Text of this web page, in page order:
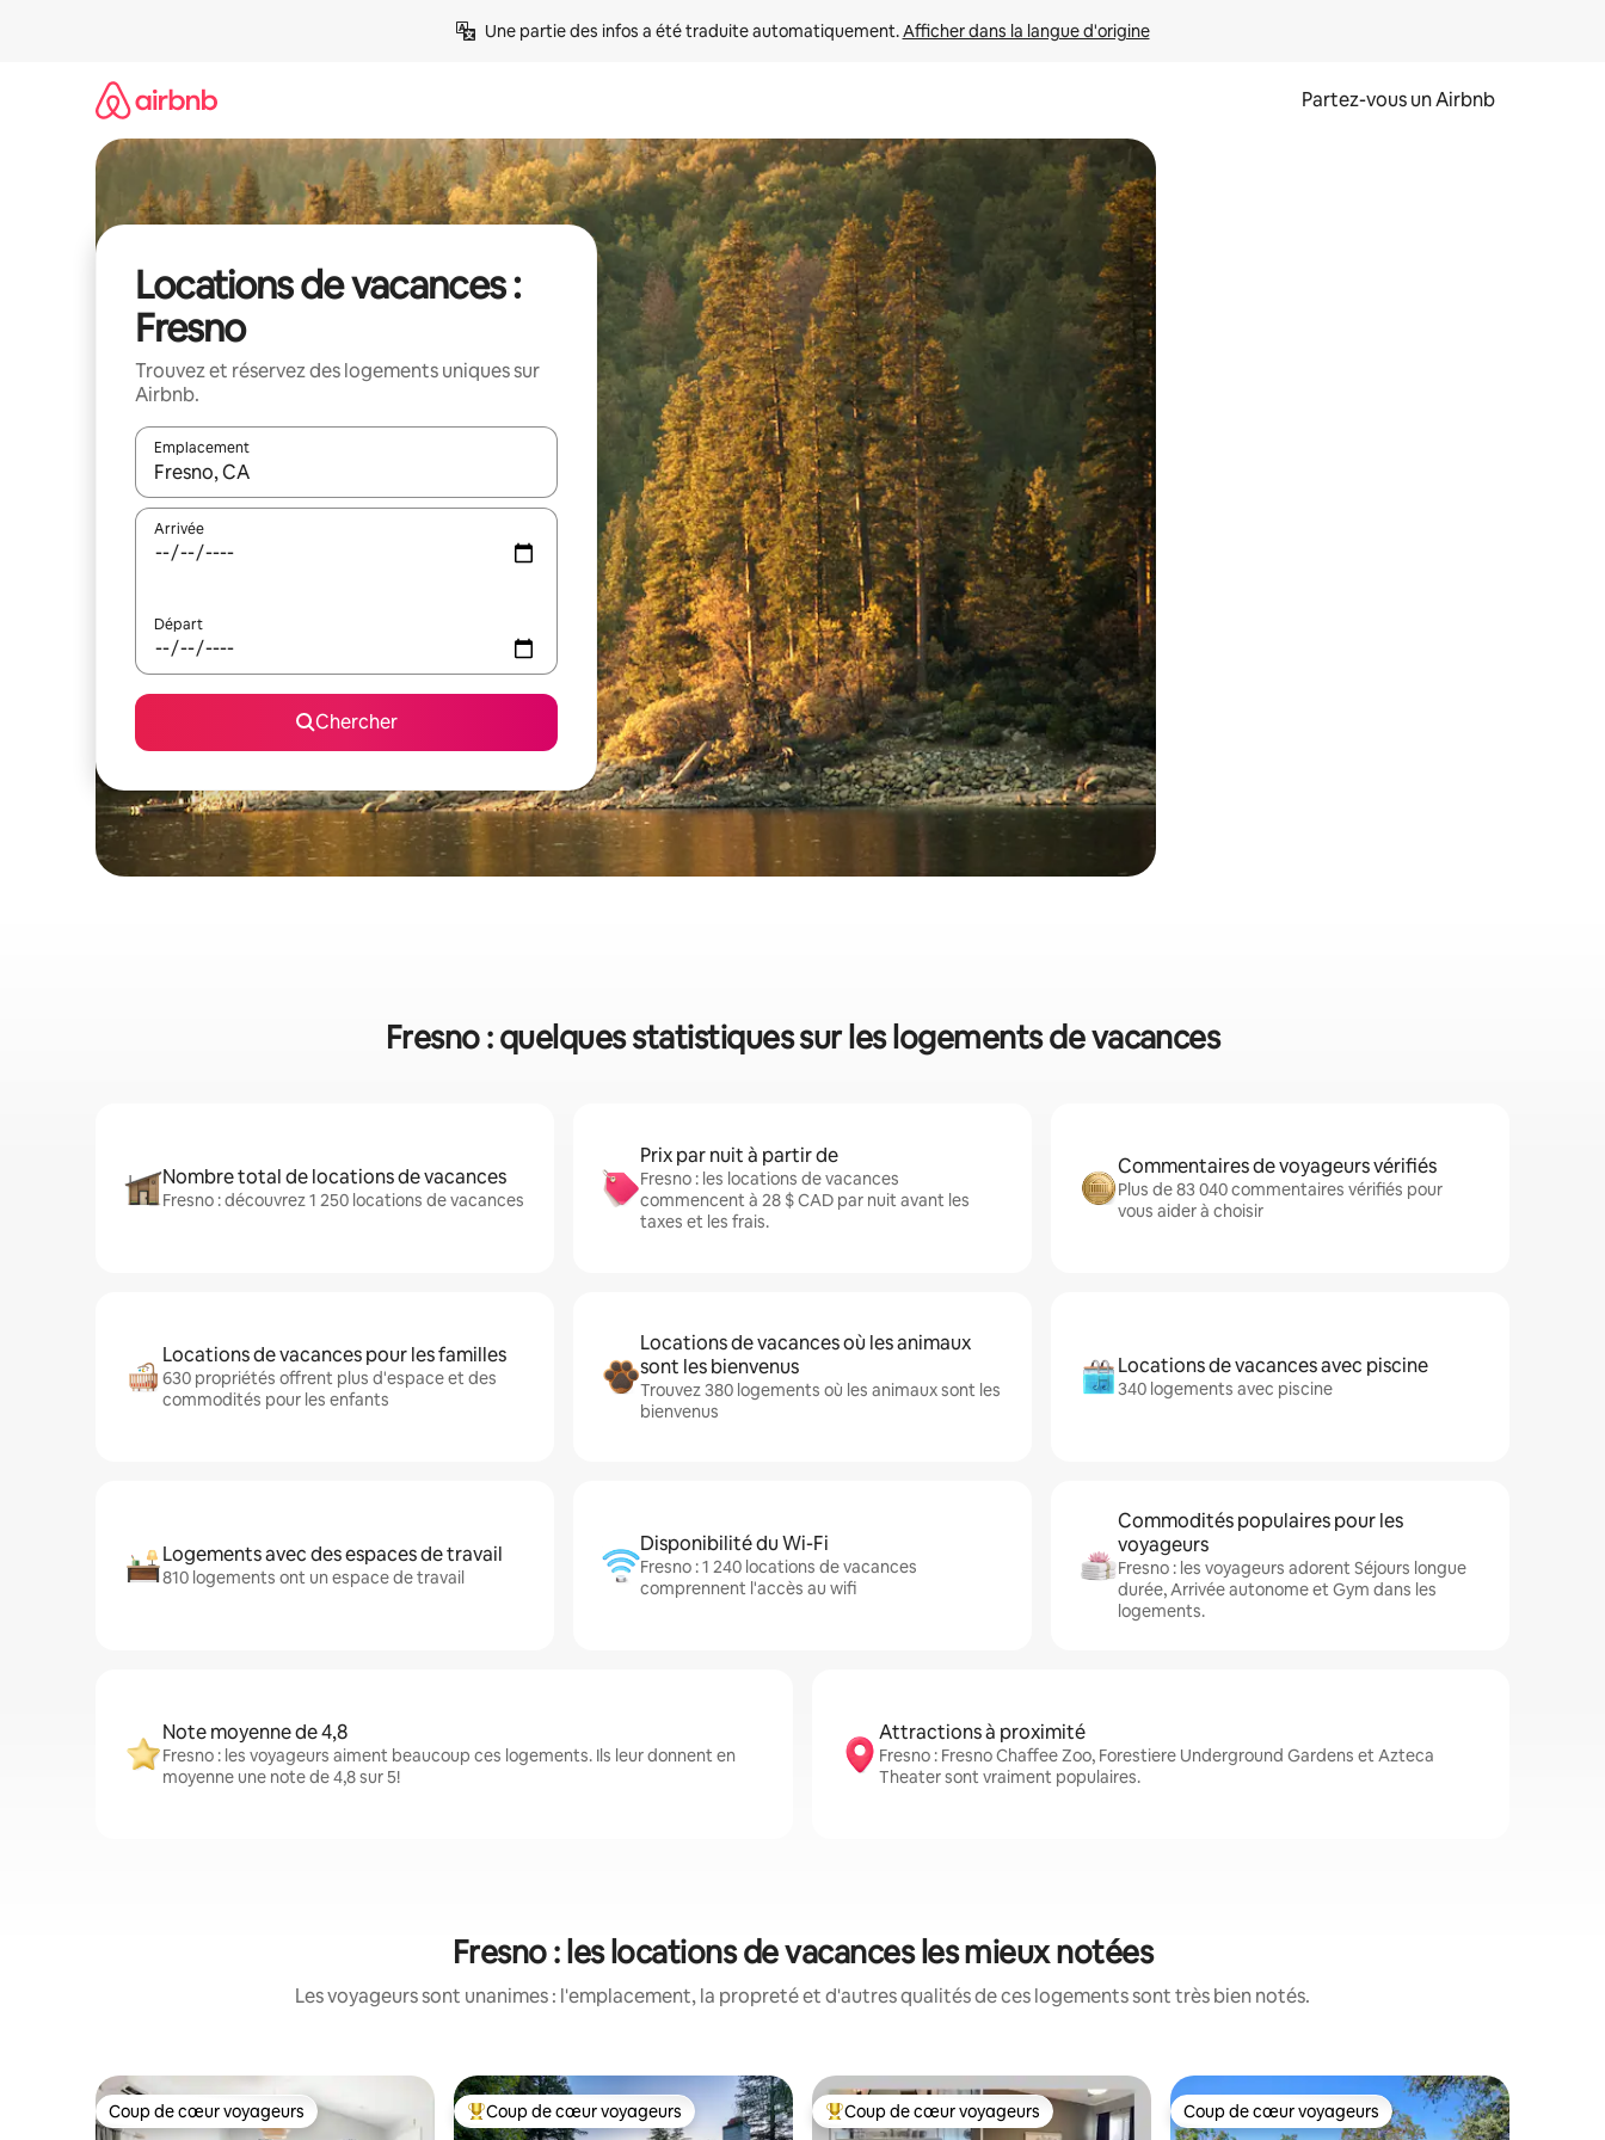
Une partie des infos a été traduite automatiquement. Afficher dans la langue d'origine
Partez-vous un Airbnb
Locations de vacances :
Fresno
Trouvez et réservez des logements uniques sur
Airbnb.
Emplacement
Quand les résultats sont affichés, parcourez-les en utilisant les flèches vers le haut et vers le bas, ou en appuyant dessus et en les faisant glisser.
Arrivée
Départ
Chercher
Fresno : quelques statistiques sur les logements de vacances
Nombre total de locations de vacances
Fresno : découvrez 1 250 locations de vacances
Prix par nuit à partir de
Fresno : les locations de vacances
commencent à 28 $ CAD par nuit avant les
taxes et les frais.
Commentaires de voyageurs vérifiés
Plus de 83 040 commentaires vérifiés pour
vous aider à choisir
Locations de vacances pour les familles
630 propriétés offrent plus d'espace et des
commodités pour les enfants
Locations de vacances où les animaux
sont les bienvenus
Trouvez 380 logements où les animaux sont les
bienvenus
Locations de vacances avec piscine
340 logements avec piscine
Logements avec des espaces de travail
810 logements ont un espace de travail
Disponibilité du Wi-Fi
Fresno : 1 240 locations de vacances
comprennent l'accès au wifi
Commodités populaires pour les
voyageurs
Fresno : les voyageurs adorent Séjours longue
durée, Arrivée autonome et Gym dans les
logements.
Note moyenne de 4,8
Fresno : les voyageurs aiment beaucoup ces logements. Ils leur donnent en
moyenne une note de 4,8 sur 5!
Attractions à proximité
Fresno : Fresno Chaffee Zoo, Forestiere Underground Gardens et Azteca
Theater sont vraiment populaires.
Fresno : les locations de vacances les mieux notées
Les voyageurs sont unanimes : l'emplacement, la propreté et d'autres qualités de ces logements sont très bien notés.
Coup de cœur voyageurs
Coup de cœur voyageurs Coup de cœur voyageurs parmi les plus aimés
Coup de cœur voyageurs Coup de cœur voyageurs parmi les plus aimés
Coup de cœur voyageurs Coup de cœur voyageurs
Coup de cœur voyageurs